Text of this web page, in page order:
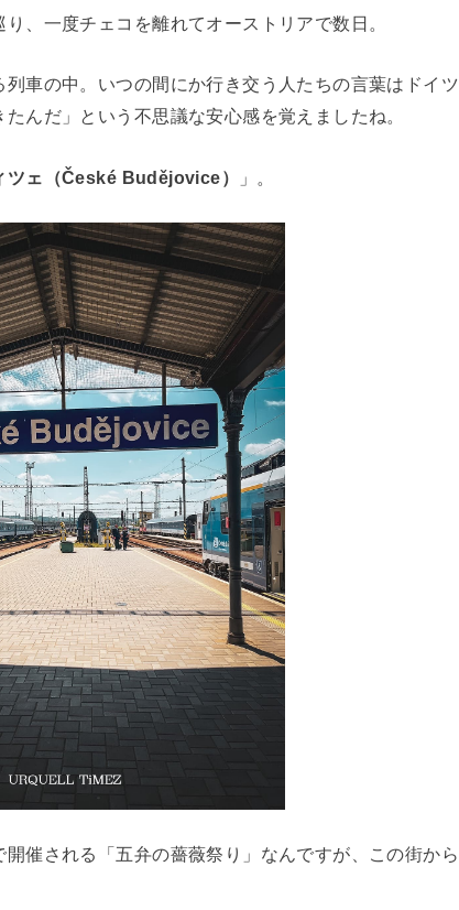
、一度チェコを離れてオーストリアで数日。
車の中。いつの間にか行き交う人たちの言葉はドイツ
んだ」という不思議な安心感を覚えましたね。
ツェ（České Budějovice） 」。
催される「五弁の薔薇祭り」なんですが、この街から